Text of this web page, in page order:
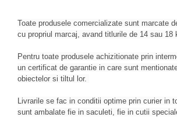
Toate produsele comercializate sunt marcate
cu propriul marcaj, avand titlurile de 14 sau 18
Pentru toate produsele achizitionate prin
un certificat de garantie in care sunt
obiectelor si tiltul lor.
Livrarile se fac in conditii optime prin curier in
sunt ambalate fie in saculeti, fie in cutii